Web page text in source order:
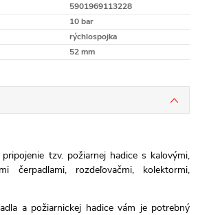
5901969113228
10 bar
rýchlospojka
52 mm
tzv. požiarnej hadice s kalovými,
čerpadlami, rozdeľovačmi, kolektormi,
a požiarnickej hadice vám je potrebný